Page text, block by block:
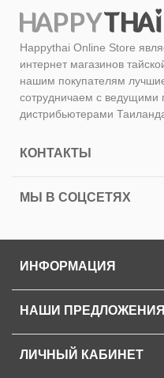
Happythai Online Store
интернет магазинов
нашим покупателям
сотрудничаем с ведущими
дистрибьютерами
КОНТАКТЫ
МЫ В СОЦСЕТЯХ
ИНФОРМАЦИЯ
НАШИ ПРЕДЛОЖЕНИЯ
ЛИЧНЫЙ КАБИНЕТ